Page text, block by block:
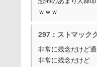
ｗｗｗ
297：ストマック
非常に残念だけど
非常に残念だけど